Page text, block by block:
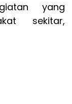
yang
sekitar,